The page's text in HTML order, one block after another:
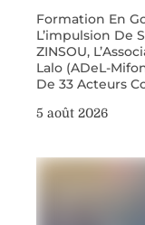
Formation En
L’impulsion De
ZINSOU,
Lalo (ADeL-
De 33 Acteurs
5 août 2026